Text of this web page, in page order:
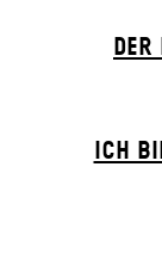
ICH